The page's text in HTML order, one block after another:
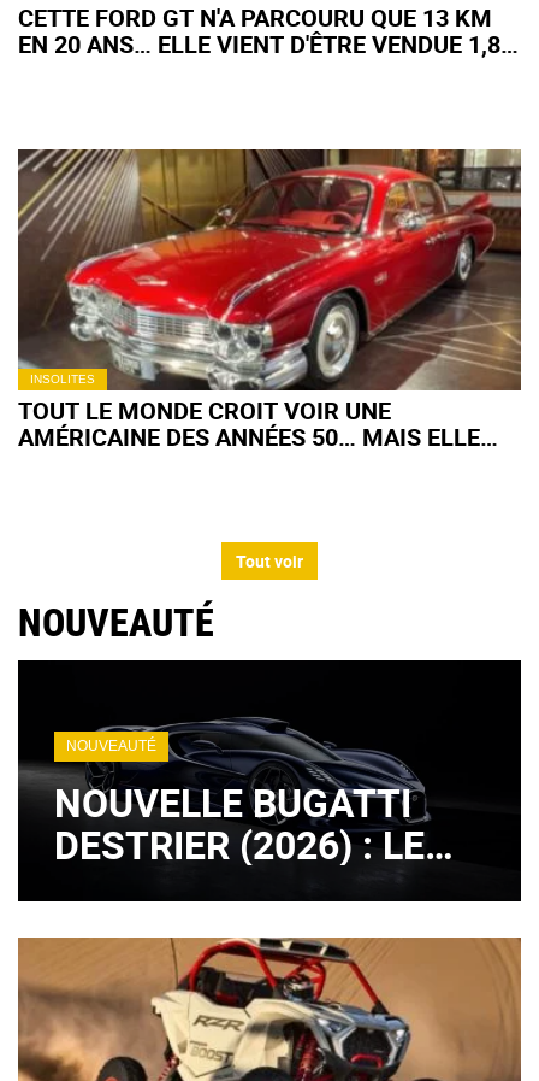
CETTE FORD GT N'A PARCOURU QUE 13 KM
EN 20 ANS… ELLE VIENT D'ÊTRE VENDUE 1,8
INSOLITES
TOUT LE MONDE CROIT VOIR UNE
AMÉRICAINE DES ANNÉES 50… MAIS ELLE
Tout voir
NOUVEAUTÉ
NOUVEAUTÉ
NOUVELLE BUGATTI
DESTRIER (2026) : LE
LÉGENDAIRE MOTEUR
W16 EST DE RETOUR !
(+ IMAGES)